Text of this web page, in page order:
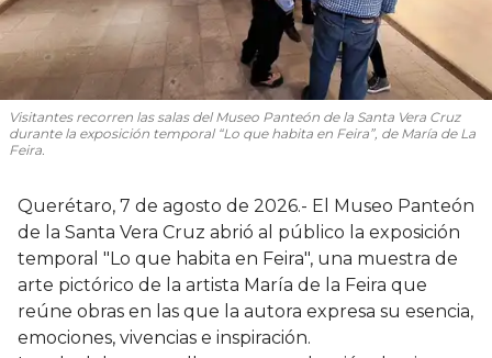
Visitantes recorren las salas del Museo Panteón de la Santa Vera Cruz
durante la exposición temporal “Lo que habita en Feira”, de María de La
Feira.
Querétaro, 7 de agosto de 2026.- El Museo Panteón
de la Santa Vera Cruz abrió al público la exposición
temporal "Lo que habita en Feira", una muestra de
arte pictórico de la artista María de la Feira que
reúne obras en las que la autora expresa su esencia,
emociones, vivencias e inspiración.